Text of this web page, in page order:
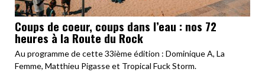
Coups de coeur, coups dans l’eau : nos 72
heures à la Route du Rock
Au programme de cette 33ième édition : Dominique A, La
Femme, Matthieu Pigasse et Tropical Fuck Storm.